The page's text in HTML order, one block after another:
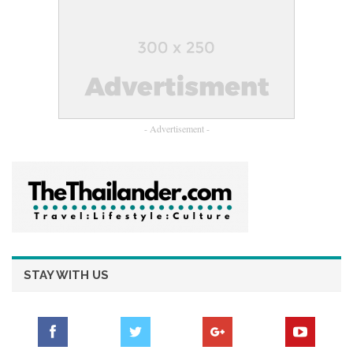
โครงการนี้จึงเป็นบทพิสูจน์ว่าเราสามารถใช้ทรัพยากรอย่างชาญ
จริง เหมาะกับการดูแลเด็ก ๆ ในโรงเรียน หรือ แม้แต่นำไปใช้กับ
- Advertisement -
STAY WITH US